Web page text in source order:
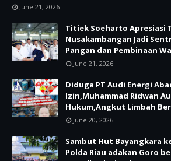
June 21, 2026
Titiek Soeharto Apresiasi
Nusakambangan Jadi
Pangan dan Pembinaan
June 21, 2026
Diduga PT Audi Energi
Izin,Muhammad Ridwan
Hukum,Angkut Limbah
June 20, 2026
Sambut Hut Bayangkara
Polda Riau adakan Goro